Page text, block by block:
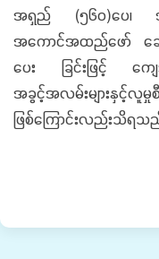
အရှည် (၅၆၀)ပေ၊
အကောင်အထည်ဖော် ဆ
ပေး ခြင်းဖြင့် က
အခွင့်အလမ်းများနှင့်
ဖြစ်ကြောင်းလည်းသိရသ